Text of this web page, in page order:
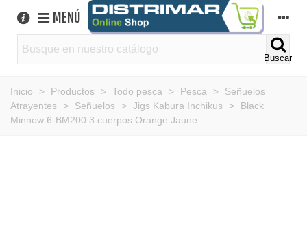
MENÚ
Buscar
Inicio > Productos > Todo pesca > Pesca >
Señuelos
Atrayentes
> Señuelos > Jigs Kabura Inchikus >
Black
Minnow 6-BM200 3 cuerpos Orange Jaune